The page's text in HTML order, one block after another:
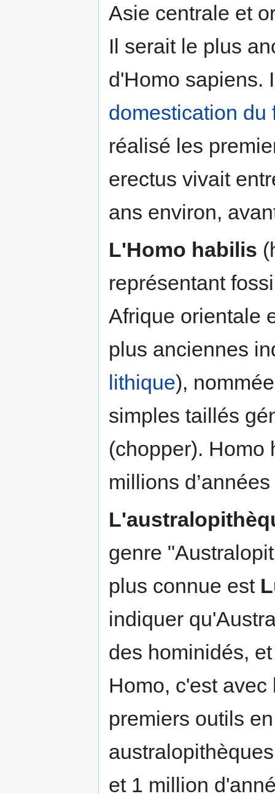
Asie centrale et
Il serait le plus
d'Homo sapiens.
domestication du
réalisé les
erectus vivait
ans environ,
L'Homo habilis
représentant
Afrique orientale
plus anciennes
lithique),
simples taillés
(chopper). Homo
millions
genre
plus connue est
indiquer
des hominidés,
Homo, c'est
premiers outils
et 1 million